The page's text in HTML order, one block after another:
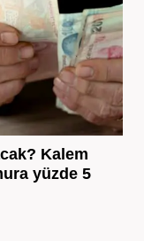
Kalem
yüzde 5